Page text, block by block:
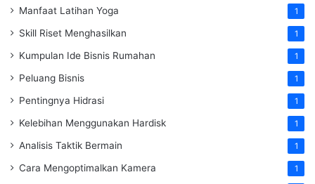
Manfaat Latihan Yoga 1
Skill Riset Menghasilkan 1
Kumpulan Ide Bisnis Rumahan 1
Peluang Bisnis 1
Pentingnya Hidrasi 1
Kelebihan Menggunakan Hardisk 1
Analisis Taktik Bermain 1
Cara Mengoptimalkan Kamera 1